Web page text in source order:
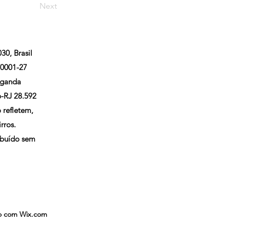
Next
Brasil
27
28.592
refletem,
sem
com Wix.com